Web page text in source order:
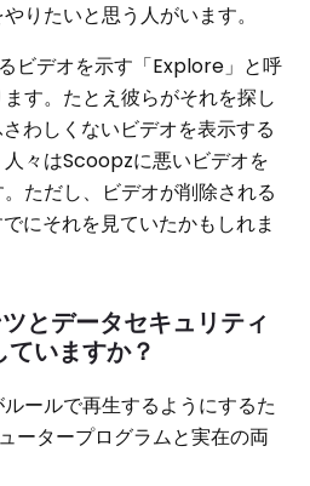
りたいと思う人がいます。
ビデオを示す「Explore」と呼
す。たとえ彼らがそれを探し
わしくないビデオを表示する
々はScoopzに悪いビデオを
ただし、ビデオが削除される
にそれを見ていたかもしれま
とデータセキュリティ
いますか？
ールで再生するようにするた
ータープログラムと実在の両